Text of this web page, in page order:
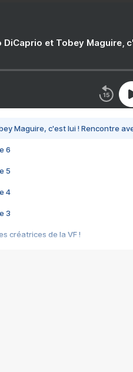
DiCaprio et Tobey Maguire,
Maguire, c'est lui ! Rencontre
6
5
4
3
créatrices de la VF !